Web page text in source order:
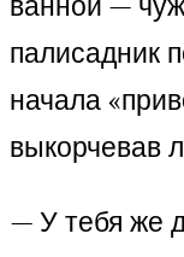
палисадник
начала
выкорчевав
— У тебя же